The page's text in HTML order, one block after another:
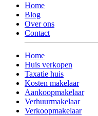
Home
Blog
Over ons
Contact
Home
Huis verkopen
Taxatie huis
Kosten makelaar
Aankoopmakelaar
Verhuurmakelaar
Verkoopmakelaar